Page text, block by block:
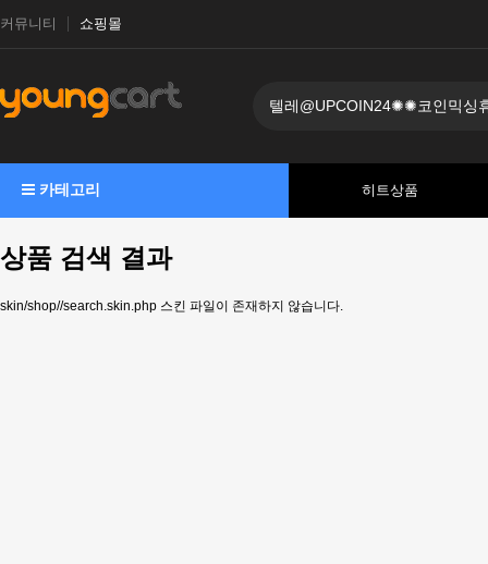
커뮤니티 쇼핑몰
카테고리 히트상품
상품 검색 결과
skin/shop//search.skin.php 스킨 파일이 존재하지 않습니다.